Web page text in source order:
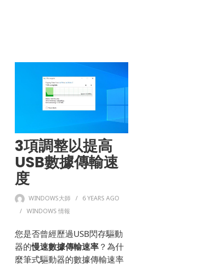
3項調整以提高
USB數據傳輸速
度
WINDOWS大師 6 YEARS AGO
WINDOWS 情報
您是否曾經歷過USB閃存驅動
器的慢速數據傳輸速率？為什
麼筆式驅動器的數據傳輸速率